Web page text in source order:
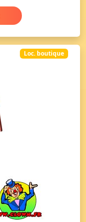
Loc. boutique